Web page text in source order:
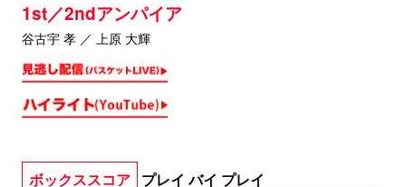
1st／2ndアンパイア
谷古宇 孝 ／ 上原 大輝
ボックススコア プレイ バイ プレイ